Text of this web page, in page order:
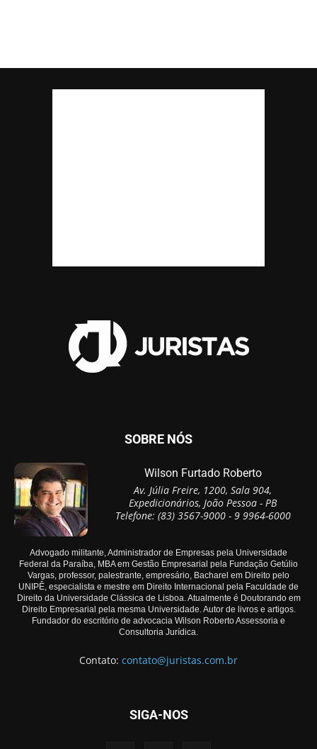
SOBRE NÓS
Wilson Furtado Roberto
Av. Júlia Freire, 1200, Sala 904,
Expedicionários, João Pessoa - PB
Telefone: (83) 3567-9000 - 9 9964-6000
Advogado militante, Administrador de Empresas pela Universidade
Federal da Paraíba, MBA em Gestão Empresarial pela Fundação Getúlio
Vargas, professor, palestrante, empresário, Bacharel em Direito pelo
UNIPÊ, especialista e mestre em Direito Internacional pela Faculdade de
Direito da Universidade Clássica de Lisboa. Atualmente é Doutorando em
Direito Empresarial pela mesma Universidade. Autor de livros e artigos.
Fundador do escritório de advocacia Wilson Roberto Assessoria e
Consultoria Jurídica.
Contato: contato@juristas.com.br
SIGA-NOS